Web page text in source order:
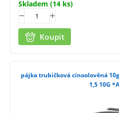
Skladem (14 ks)
Koupit
pájka trubičková cínoolověná
1,5 10G